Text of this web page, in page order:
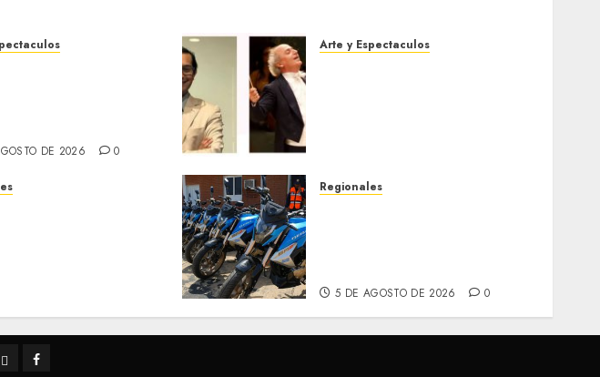
DE 2026 0
Arte y Espectaculos
DE 2026 0
Regionales
5 DE AGOSTO DE 2026 0
ThreadsFacebook